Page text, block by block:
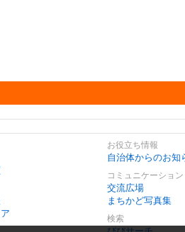
お役立ち情報
自治体からのお知
コミュニケーション
交流広場
まちかど写真集
検索